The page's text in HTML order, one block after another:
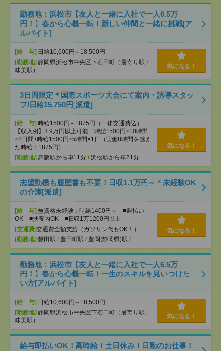
勤務地：浜松市【友人と一緒に入社で一人6.5万
円！】春から心機一転！新しい仲間と一緒に挑戦[ア
ルバイト]
[給 与] 日給10,600円～18,500円
[勤務地] 静岡県浜松市中央区下石田町（最寄り駅：
味美駅）
気になる！
3日間限定＊国際スポーツ大会にて案内・誘導スタッ
フ/日給15,750円[派遣]
[給 与] 時給1500円～1875円（一律交通費込）
【収入例】3.9万円以上可能 時給1500円×10時間
×2日間+時給1500円×5時間×1日（実働8時間を越え
た時給：1875円）
[勤務地] 舞阪駅から車11分 / 浜松駅から車21分
気になる！
志望動機も履歴書も不要！日収1.1万円～＊未経験OK
の介護[派遣]
[給 与] 無資格未経験：時給1400円～ ■週払い
OK ■扶養内OK ■日収1万1200円以上
[交通費]交通費全額支給（ガソリン代もOK！）
[勤務地] 磐田駅 / 豊田町駅 / 豊岡(静岡県)駅 / …
気になる！
勤務地：浜松市【友人と一緒に入社で一人6.5万
円！】春から心機一転！一生のスキルを見いつけた
い方[アルバイト]
[給 与] 日給10,600円～18,500円
[勤務地] 静岡県浜松市中央区下石田町（最寄り駅：
味美駅）
気になる！
給与即払いOK！高時給！土日休み！日勤のお仕事！